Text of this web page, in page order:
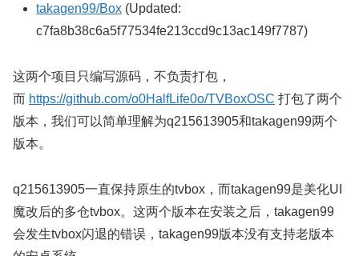
takagen99/Box (Updated:
c7fa8b38c6a5f77534fe213ccd9c13ac149f7787)
这两个项目只编写源码，不负责打包，
而 https://github.com/o0HalfLife0o/TVBoxOSC 打包了两个
版本，我们可以简单理解为q215613905和takagen99两个
版本。
q215613905一直保持原生的tvbox，而takagen99是美化UI
魔改后的多仓tvbox。这两个版本在安装之后，takagen99
会发生tvbox闪退的错误，takagen99版本没有支持老版本